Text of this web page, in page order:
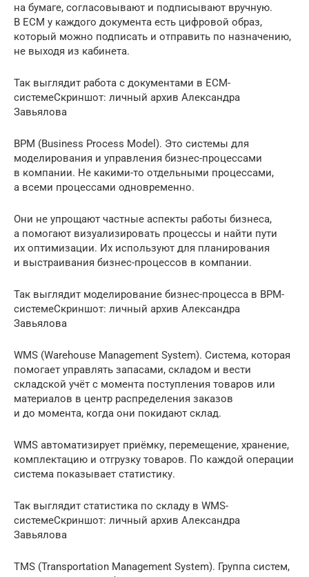
на бумаге, согласовывают и подписывают вручную.
В ECM у каждого документа есть цифровой образ,
который можно подписать и отправить по назначению,
не выходя из кабинета.
Так выглядит работа с документами в ECM-
системеСкриншот: личный архив Александра
Завьялова
BPM (Business Process Model). Это системы для
моделирования и управления бизнес-процессами
в компании. Не какими-то отдельными процессами,
а всеми процессами одновременно.
Они не упрощают частные аспекты работы бизнеса,
а помогают визуализировать процессы и найти пути
их оптимизации. Их используют для планирования
и выстраивания бизнес-процессов в компании.
Так выглядит моделирование бизнес-процесса в BPM-
системеСкриншот: личный архив Александра
Завьялова
WMS (Warehouse Management System). Система, которая
помогает управлять запасами, складом и вести
складской учёт с момента поступления товаров или
материалов в центр распределения заказов
и до момента, когда они покидают склад.
WMS автоматизирует приёмку, перемещение, хранение,
комплектацию и отгрузку товаров. По каждой операции
система показывает статистику.
Так выглядит статистика по складу в WMS-
системеСкриншот: личный архив Александра
Завьялова
TMS (Transportation Management System). Группа систем,